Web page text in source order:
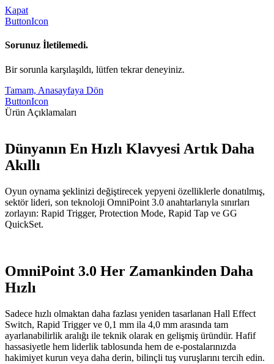
Kapat
ButtonIcon
Sorunuz İletilemedi.
Bir sorunla karşılaşıldı, lütfen tekrar deneyiniz.
Tamam, Anasayfaya Dön
ButtonIcon
Ürün Açıklamaları
Dünyanın En Hızlı Klavyesi Artık Daha
Akıllı
Oyun oynama şeklinizi değiştirecek yepyeni özelliklerle donatılmış,
sektör lideri, son teknoloji OmniPoint 3.0 anahtarlarıyla sınırları
zorlayın: Rapid Trigger, Protection Mode, Rapid Tap ve GG
QuickSet.
OmniPoint 3.0 Her Zamankinden Daha
Hızlı
Sadece hızlı olmaktan daha fazlası yeniden tasarlanan Hall Effect
Switch, Rapid Trigger ve 0,1 mm ila 4,0 mm arasında tam
ayarlanabilirlik aralığı ile teknik olarak en gelişmiş üründür. Hafif
hassasiyetle hem liderlik tablosunda hem de e-postalarınızda
hakimiyet kurun veya daha derin, bilinçli tuş vuruşlarını tercih edin.